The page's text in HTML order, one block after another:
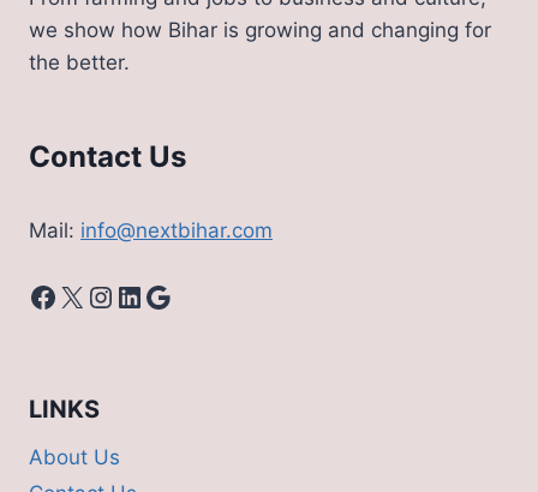
we show how Bihar is growing and changing for
the better.
Contact Us
Mail: info@nextbihar.com
Facebook
X Instagram
LinkedIn
Google
LINKS
About Us